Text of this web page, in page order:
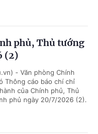
phủ, Thủ tướng
(2)
- Văn phòng Chính
Thông cáo báo chí chỉ
của Chính phủ, Thủ
phủ ngày 20/7/2026 (2).